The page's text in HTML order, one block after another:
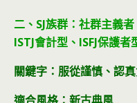
二、SJ族群：社群主義者
ISTJ會計型、ISFJ保護者
關鍵字：服從謹慎、認